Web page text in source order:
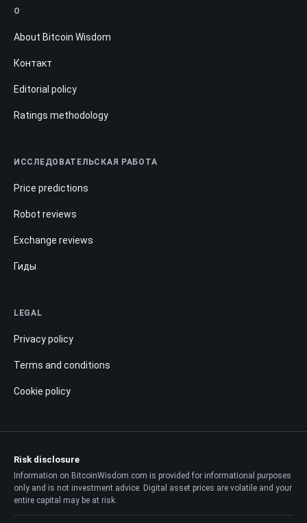
О
About Bitcoin Wisdom
Контакт
Editorial policy
Ratings methodology
ИССЛЕДОВАТЕЛЬСКАЯ РАБОТА
Price predictions
Robot reviews
Exchange reviews
Гиды
LEGAL
Privacy policy
Terms and conditions
Cookie policy
Risk disclosure
Information on BitcoinWisdom.com is provided for informational purposes
only and is not investment advice. Digital asset prices are volatile and your
entire capital may be at risk.